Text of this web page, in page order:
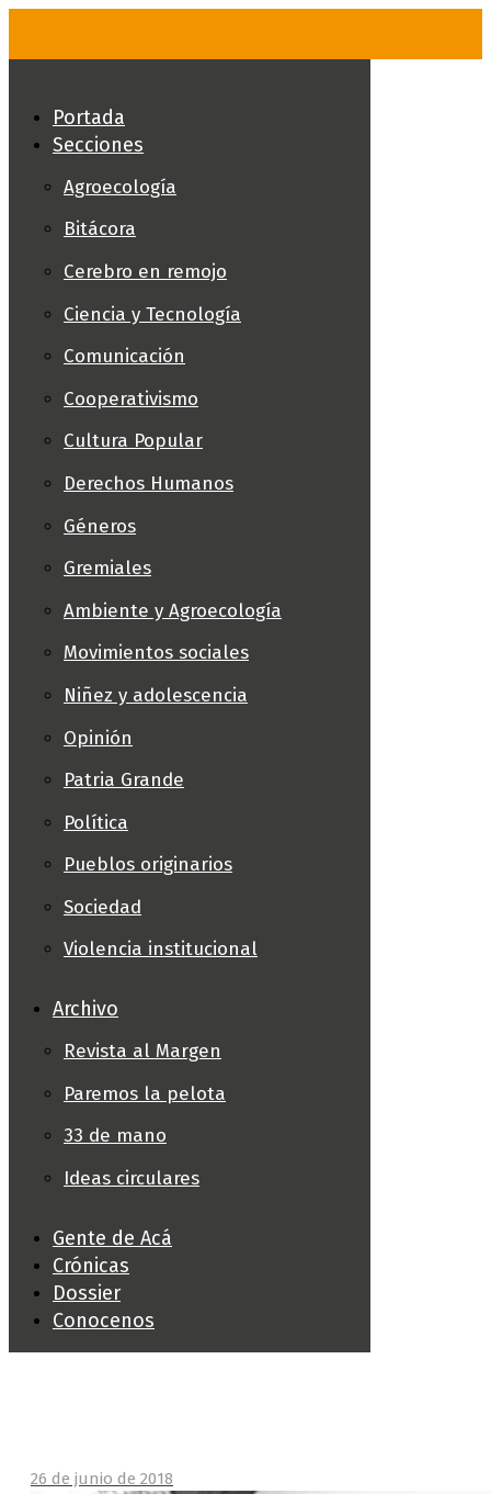
Portada
Secciones
Agroecología
Bitácora
Cerebro en remojo
Ciencia y Tecnología
Comunicación
Cooperativismo
Cultura Popular
Derechos Humanos
Géneros
Gremiales
Ambiente y Agroecología
Movimientos sociales
Niñez y adolescencia
Opinión
Patria Grande
Política
Pueblos originarios
Sociedad
Violencia institucional
Archivo
Revista al Margen
Paremos la pelota
33 de mano
Ideas circulares
Gente de Acá
Crónicas
Dossier
Conocenos
26 de junio de 2018